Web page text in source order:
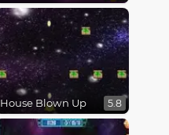
House Blown Up 5.8